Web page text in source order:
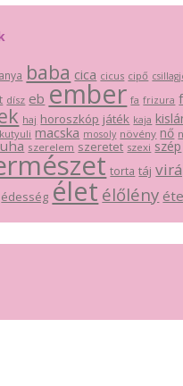
anya baba cica cicus cipő
dísz eb ember fa frizura
haj horoszkóp játék kaja
kutyuli macska mosoly növény nő
szerelem szeretet szexi szép
torta táj
édesség élet élőlény